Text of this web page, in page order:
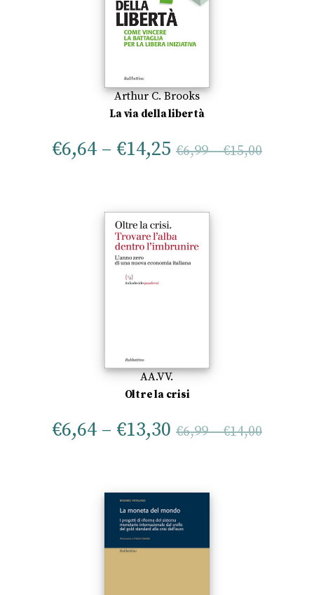
Arthur C. Brooks
La via della libertà
€6,64 – €14,25 €6,99–€15,00
AA.VV.
Oltre la crisi
€6,64 – €13,30 €6,99–€14,00